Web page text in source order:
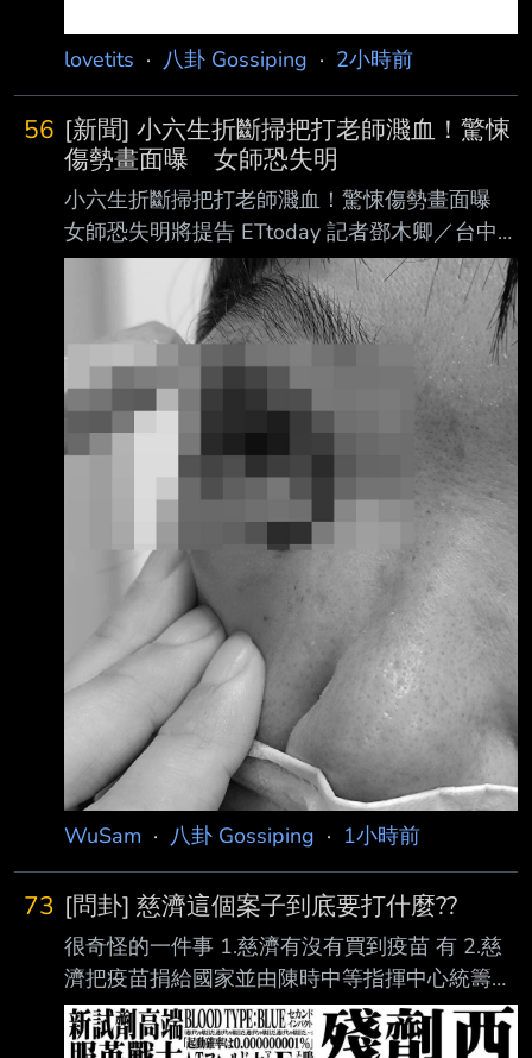
lovetits · 八卦 Gossiping · 2小時前
56 [新聞] 小六生折斷掃把打老師濺血！驚悚
傷勢畫面曝 女師恐失明
小六生折斷掃把打老師濺血！驚悚傷勢畫面曝
女師恐失明將提告 ETtoday 記者鄧木卿／台中
報導 台中市大里區某所學校一名小六升國中的
男學生5日在教室內走動，不滿女老師2次叫他回
座 位坐好，竟折斷掃把揮打老師臉部，不但造
成右眼水晶體移位需要重建，顏面也有骨折，傷
勢嚴重，老師已完成手術在家休養，日後會提
告，而教育局也已安排專人輔導該生。 據了
解，這名小六男同學剛要升國一，參加暑期輔導
課，當天上的是科學營，男同學在教室 內走
動，老師請他回座位坐好，他不予理會，老師說
了第2次，該名同學情緒變得很激動， 就拿起
WuSam · 八卦 Gossiping · 1小時前
73 [問卦] 慈濟這個案子到底要打什麼??
很奇怪的一件事 1.慈濟有沒有買到疫苗 有 2.慈
濟把疫苗捐給國家並由陳時中等指揮中心統籌運
用對不對 對 那在買疫苗這一件事情上 慈濟有任
何過錯嗎??????? 沒有阿 反而對全中華民國國民